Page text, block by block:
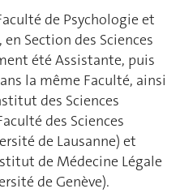
de Psychologie et
Section des Sciences
été Assistante, puis
la même Faculté, ainsi
des Sciences
des Sciences
de Lausanne) et
de Médecine Légale
de Genève).